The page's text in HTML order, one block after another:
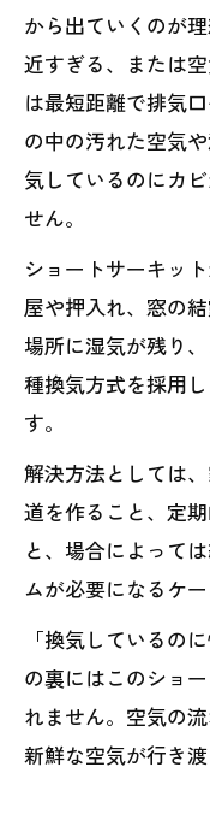
から出ていくのが
近すぎる、または
は最短距離で排気
の中の汚れた空気
気しているのにカ
せん。
ショートサーキッ
屋や押入れ、窓の
場所に湿気が残り
種換気方式を採用
す。
解決方法としては
道を作ること、定
と、場合によって
ムが必要になるケー
「換気しているの
の裏にはこのショ
れません。空気の
新鮮な空気が行き